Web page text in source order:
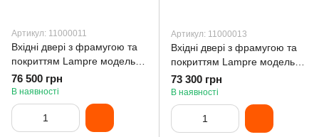
Артикул: 11000011
Вхідні двері з фрамугою та
покриттям Lampre модель
Queen
76 500 грн
В наявності
Артикул: 11000013
Вхідні двері з фрамугою та
покриттям Lampre модель
Queen
73 300 грн
В наявності